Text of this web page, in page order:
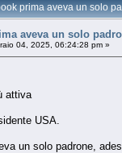
prima aveva un solo
aveva un solo
04, 2025, 06:24:28 pm »
attiva
USA.
un solo padrone,